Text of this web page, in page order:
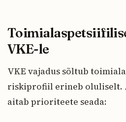
VKE-le
VKE vajadus sõltub
riskiprofiil erineb oluliselt.
aitab prioriteete seada: